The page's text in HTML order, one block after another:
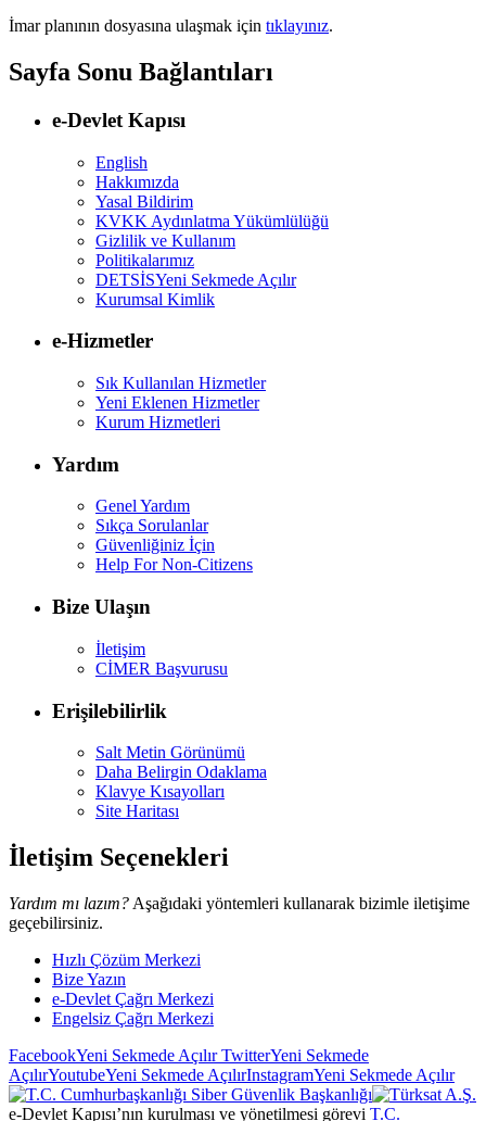
İmar planının dosyasına ulaşmak için tıklayınız.
Sayfa Sonu Bağlantıları
e-Devlet Kapısı
English
Hakkımızda
Yasal Bildirim
KVKK Aydınlatma Yükümlülüğü
Gizlilik ve Kullanım
Politikalarımız
DETSİSYeni Sekmede Açılır
Kurumsal Kimlik
e-Hizmetler
Sık Kullanılan Hizmetler
Yeni Eklenen Hizmetler
Kurum Hizmetleri
Yardım
Genel Yardım
Sıkça Sorulanlar
Güvenliğiniz İçin
Help For Non-Citizens
Bize Ulaşın
İletişim
CİMER Başvurusu
Erişilebilirlik
Salt Metin Görünümü
Daha Belirgin Odaklama
Klavye Kısayolları
Site Haritası
İletişim Seçenekleri
Yardım mı lazım? Aşağıdaki yöntemleri kullanarak bizimle iletişime
geçebilirsiniz.
Hızlı Çözüm Merkezi
Bize Yazın
e-Devlet Çağrı Merkezi
Engelsiz Çağrı Merkezi
FacebookYeni Sekmede AçılırTwitterYeni Sekmede
AçılırYoutubeYeni Sekmede AçılırInstagramYeni Sekmede Açılır
e-Devlet Kapısı’nın kurulması ve yönetilmesi görevi T.C.